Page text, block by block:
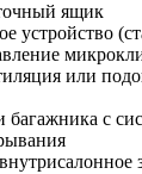
ящик
устройство
или
багажника с